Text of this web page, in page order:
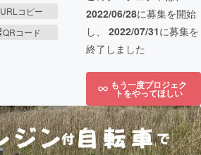
URLコピー
QRコード
2022/06/28に募集を開始
し、 2022/07/31に募集を
終了しました
もう一度プロジェク
トをやってほしい